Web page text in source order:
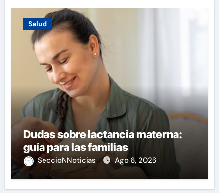
Salud
Dudas sobre lactancia materna:
guía para las familias
SeccioNNoticias Ago 6, 2026